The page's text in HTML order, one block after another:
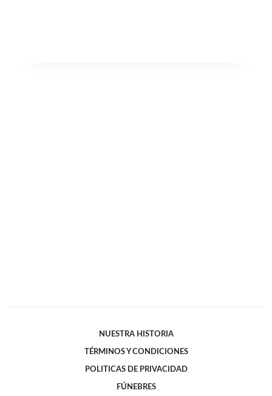
NUESTRA HISTORIA
TÉRMINOS Y CONDICIONES
POLITICAS DE PRIVACIDAD
FÚNEBRES